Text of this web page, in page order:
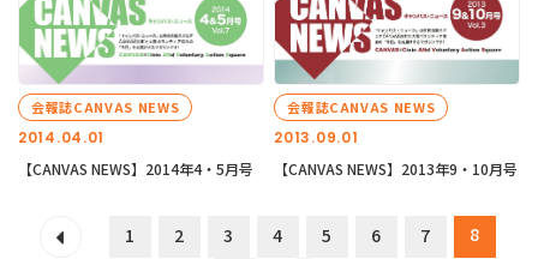
2014.04.01
会報誌CANVAS NEWS
【CANVAS NEWS】2014年4・5月号
2013.09.01
会報誌CANVAS NEWS
【CANVAS NEWS】2013年9・10月号
1 2 3 4 5 6 7
8